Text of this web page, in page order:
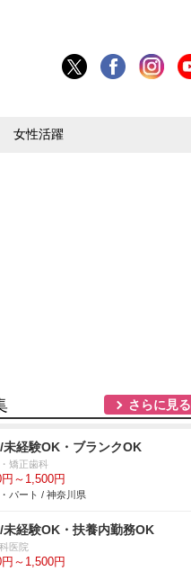
女性活躍
さらに見る
未経験OK・ブランクOK
矯正歯科
～1,500円
パート / 神奈川県
未経験OK・扶養内勤務OK
医院
～1,500円